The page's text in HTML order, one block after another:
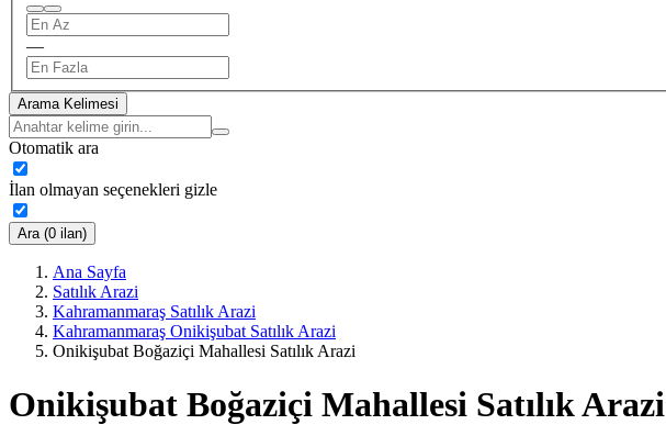
—
Arama Kelimesi
Otomatik ara
İlan olmayan seçenekleri gizle
Ara (0 ilan)
Ana Sayfa
Satılık Arazi
Kahramanmaraş Satılık Arazi
Kahramanmaraş Onikişubat Satılık Arazi
Onikişubat Boğaziçi Mahallesi Satılık Arazi
Onikişubat Boğaziçi Mahallesi Satılık Arazi